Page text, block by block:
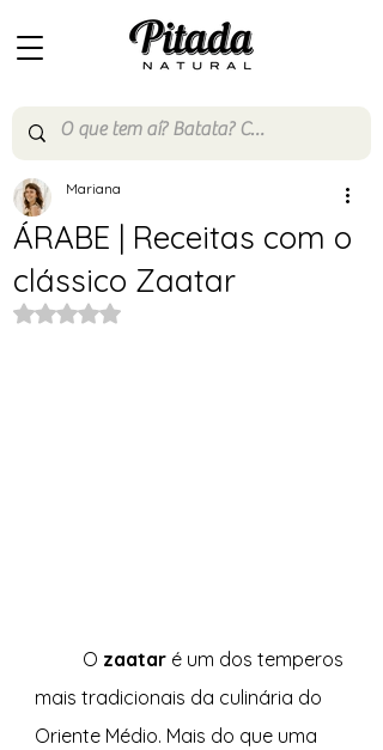
ÁRABE | Receitas com o
clássico Zaatar
Mariana
Avaliado com NaN de 5 estrelas.
	O
zaatar é um dos temperos
mais tradicionais da culinária do
Oriente Médio. Mais do que uma